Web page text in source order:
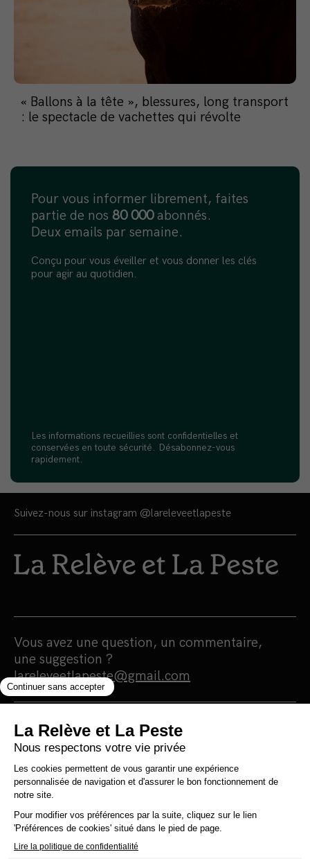
« Ballons à la tête », blessures, long transport
: le spectacle de vachettes qui révolte
Pour vous informer librement, faites
partie de nos 80 000abonnés.
Deux emails par semaine.
Conçu pour vous éveiller et vous donner les clés
pour agir au quotidien.
Les informations recueillies sont confidentielles et
conservées en toute sécurité. Désabonnez-vous
rapidement.
Suivez-nous sur instagram @lareleveetlapeste
Vous avez une question, un commentaire,
une suggestion ?
lareleveetlapeste@gmail.com
Nous sommes une maison d'édition et un
média 100% indépendants qui
s'autofinancent en totale autonomie.
Notre portée est humaniste, écologiste et
surtout antiraciste. Nous nous finançons
grâce à la vente de nos livres. Notre
politique est simple : 0 pub, 0 investisseur et
0 prêt bancaire pour une information 100%